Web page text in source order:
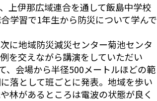
上伊那広域連合を通して飯島中学校
学習で1年生から防災について学んで
に地域防災減災センター菊池センタ
を交えながら講演をしていただい
、会場から半径500メートルほどの範
落として班ごとに発表。地域を歩い
林があるところは電波の状態が良く